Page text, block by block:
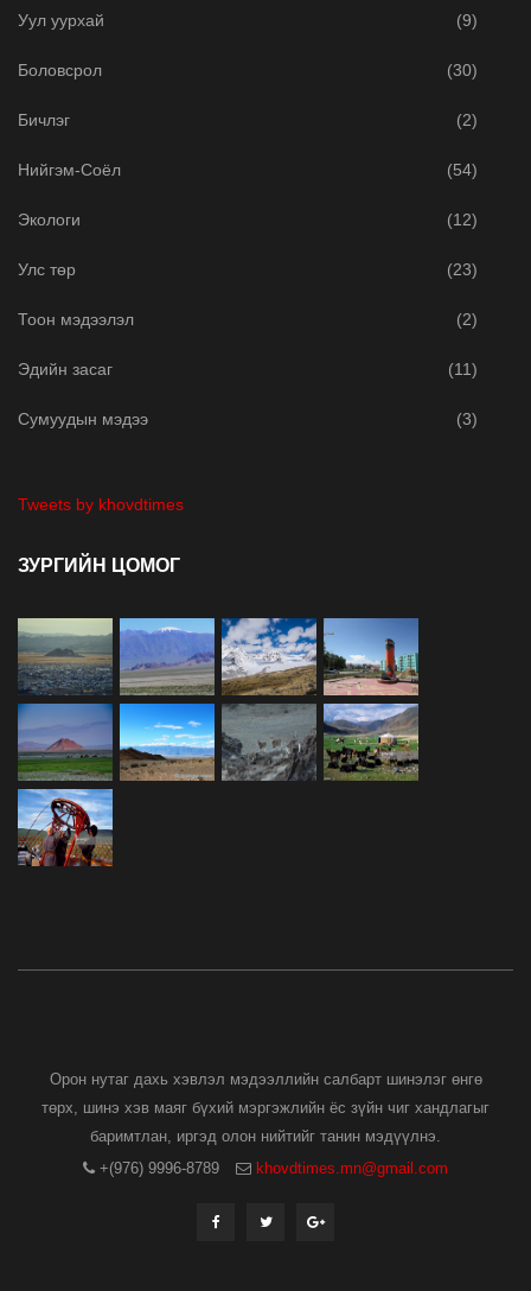
Уул уурхай (9)
Боловсрол (30)
Бичлэг (2)
Нийгэм-Соёл (54)
Экологи (12)
Улс төр (23)
Тоон мэдээлэл (2)
Эдийн засаг (11)
Сумуудын мэдээ (3)
Tweets by khovdtimes
ЗУРГИЙН ЦОМОГ
Орон нутаг дахь хэвлэл мэдээллийн салбарт шинэлэг өнгө
төрх, шинэ хэв маяг бүхий мэргэжлийн ёс зүйн чиг хандлагыг
баримтлан, иргэд олон нийтийг танин мэдүүлнэ.
+(976) 9996-8789
khovdtimes.mn@gmail.com